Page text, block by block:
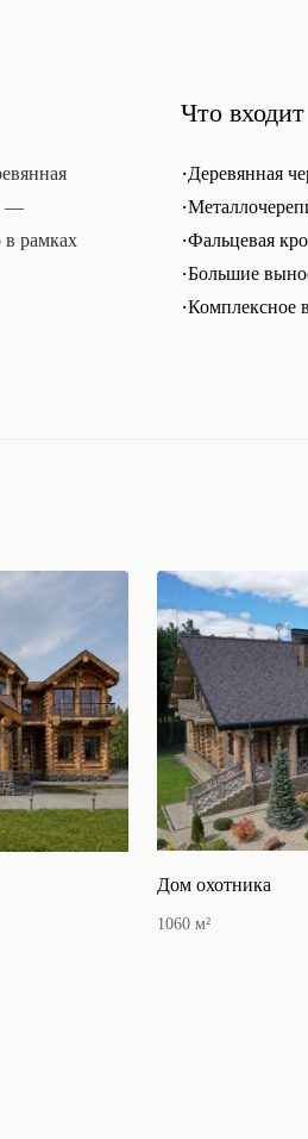
—
в рамках
Что входит
·Деревянная
·
·Фальцевая
·Большие
·Комплексное
Дом охотника
1060 м²